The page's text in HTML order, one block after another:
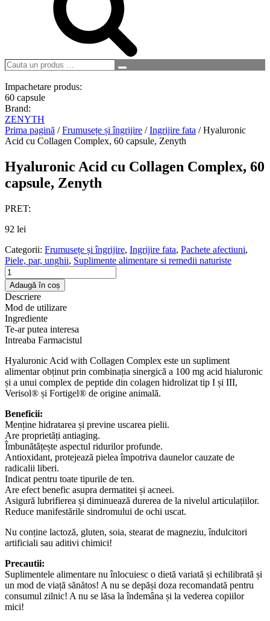
Cauta
produs
…
Search
Impachetare produs:
60 capsule
Brand:
ZENYTH
Prima pagină /Frumusețe și îngrijire /Ingrijire fata / Hyaluronic
Acid cu Collagen Complex, 60 capsule, Zenyth
Hyaluronic Acid cu Collagen Complex, 60
capsule, Zenyth
PRET:
92 lei
Categorii: Frumusețe și îngrijire, Ingrijire fata, Pachete afectiuni,
Piele, par, unghii, Suplimente alimentare si remedii naturiste
Cantitate
Hyaluronic
Acid
cu
Collagen
Complex,
60
capsule,
Zenyth
Adaugă în coș
Descriere
Mod de utilizare
Ingrediente
Te-ar putea interesa
Intreaba Farmacistul
Hyaluronic Acid with Collagen Complex este un supliment
alimentar obținut prin combinația sinergică a 100 mg acid hialuronic
și a unui complex de peptide din colagen hidrolizat tip I și III,
Verisol® și Fortigel® de origine animală.
Beneficii:
Menține hidratarea și previne uscarea pielii.
Are proprietăți antiaging.
Îmbunătățește aspectul ridurilor profunde.
Antioxidant, protejează pielea împotriva daunelor cauzate de
radicalii liberi.
Indicat pentru toate tipurile de ten.
Are efect benefic asupra dermatitei și acneei.
Asigură lubrifierea și diminuează durerea de la nivelul articulațiilor.
Reduce manifestările sindromului de ochi uscat.
Nu conține lactoză, gluten, soia, stearat de magneziu, îndulcitori
artificiali sau aditivi chimici!
Precautii:
Suplimentele alimentare nu înlocuiesc o dietă variată și echilibrată și
un mod de viață sănătos! A nu se depăși doza recomandată pentru
consumul zilnic! A nu se lăsa la îndemâna și la vederea copiilor
mici!